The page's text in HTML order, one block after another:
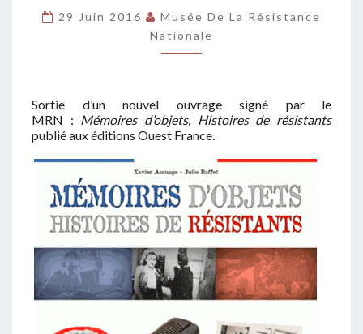
2016
29 Juin 2016
Musée De La Résistance
Nationale
Sortie d’un nouvel ouvrage signé par le
MRN : Mémoires d’objets, Histoires de résistants
publié aux éditions Ouest France.